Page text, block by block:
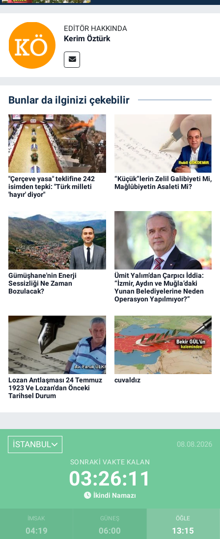
EDITÖR HAKKINDA
Kerim Öztürk
Bunlar da ilginizi çekebilir
"Çerçeve yasa" teklifine 242
isimden tepki: "Türk milleti
'hayır' diyor"
“Küçük”lerin Zelil Galibiyeti Mi,
Mağlûbiyetin Asaleti Mi?
Gümüşhane'nin Enerji
Sessizliği Ne Zaman
Bozulacak?
Ümit Yalım’dan Çarpıcı İddia:
“İzmir, Aydın ve Muğla’daki
Yunan Belediyelerine Neden
Operasyon Yapılmıyor?”
Lozan Antlaşması 24 Temmuz
1923 Ve Lozan'dan Önceki
Tarihsel Durum
cuvaldız
İSTANBUL 08.08.2026
SONRAKI VAKTE KALAN
03:26:10
İkindi Namazı
İMSAK
04:19
GÜNEŞ
06:00
ÖĞLE
13:15